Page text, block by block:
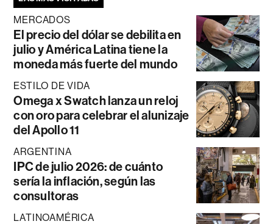
MERCADOS
El precio del dólar se debilita en
julio y América Latina tiene la
moneda más fuerte del mundo
ESTILO DE VIDA
Omega x Swatch lanza un reloj
con oro para celebrar el alunizaje
del Apollo 11
ARGENTINA
IPC de julio 2026: de cuánto
sería la inflación, según las
consultoras
LATINOAMÉRICA